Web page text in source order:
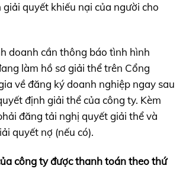
quyết khiếu nại của người cho
doanh cần thông báo tình hình
làm hồ sơ giải thể trên Cổng
về đăng ký doanh nghiệp ngay sau
định giải thể của công ty. Kèm
đăng tải nghị quyết giải thể và
quyết nợ (nếu có).
công ty được thanh toán theo thứ